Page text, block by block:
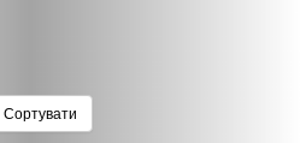
Сортувати